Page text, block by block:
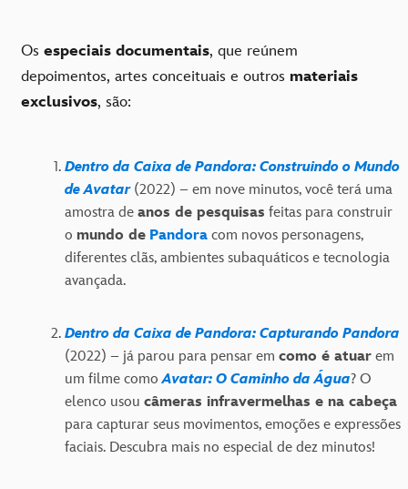
Os especiais documentais, que reúnem
depoimentos, artes conceituais e outros materiais
exclusivos, são:
Dentro da Caixa de Pandora: Construindo o Mundo
de Avatar (2022) – em nove minutos, você terá uma
amostra de anos de pesquisas feitas para construir
o mundo de Pandora com novos personagens,
diferentes clãs, ambientes subaquáticos e tecnologia
avançada.
Dentro da Caixa de Pandora: Capturando Pandora
(2022) – já parou para pensar em como é atuar em
um filme comoAvatar: O Caminho da Água? O
elenco usou câmeras infravermelhas e na cabeça
para capturar seus movimentos, emoções e expressões
faciais. Descubra mais no especial de dez minutos!